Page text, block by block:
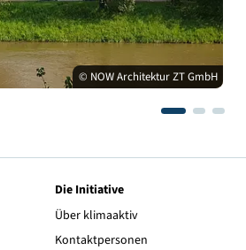
© NOW Architektur ZT GmbH
Die Initiative
Über klimaaktiv
Kontaktpersonen